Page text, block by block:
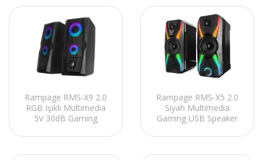
Rampage RMS-X9 2.0
RGB Işıklı Multimedia
5V 30dB Gaming
Rampage RMS-X5 2.0
Siyah Multimedia
Gaming USB Speaker